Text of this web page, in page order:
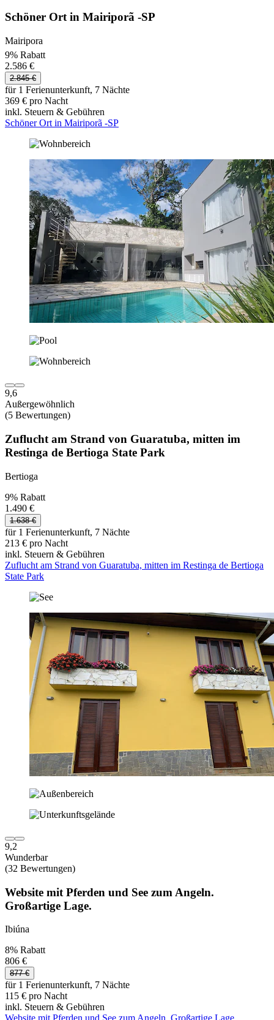
Schöner Ort in Mairiporã -SP
Mairipora
9% Rabatt
2.586 €
2.845 €
für 1 Ferienunterkunft, 7 Nächte
369 € pro Nacht
inkl. Steuern & Gebühren
Schöner Ort in Mairiporã -SP
9,6
Außergewöhnlich
(5 Bewertungen)
Zuflucht am Strand von Guaratuba, mitten im
Restinga de Bertioga State Park
Bertioga
9% Rabatt
1.490 €
1.638 €
für 1 Ferienunterkunft, 7 Nächte
213 € pro Nacht
inkl. Steuern & Gebühren
Zuflucht am Strand von Guaratuba, mitten im Restinga de Bertioga
State Park
9,2
Wunderbar
(32 Bewertungen)
Website mit Pferden und See zum Angeln.
Großartige Lage.
Ibiúna
8% Rabatt
806 €
877 €
für 1 Ferienunterkunft, 7 Nächte
115 € pro Nacht
inkl. Steuern & Gebühren